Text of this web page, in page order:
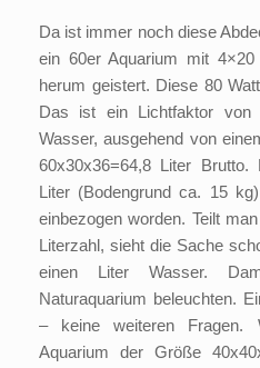
Da ist immer noch diese
ein 60er Aquarium mit
herum geistert. Diese 80
Das ist ein Lichtfaktor von
Wasser, ausgehend von
60x30x36=64,8 Liter
Liter (Bodengrund ca. 15
einbezogen worden. Teilt
Literzahl, sieht die Sache
einen Liter Wasser.
Naturaquarium beleuchten.
– keine weiteren
Aquarium der Größe